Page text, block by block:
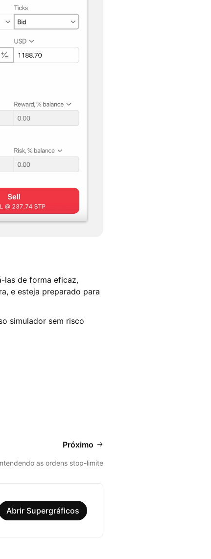
las de forma eficaz,
e esteja preparado para
simulador sem risco
Próximo
as ordens stop-limite
Abrir Supergráficos